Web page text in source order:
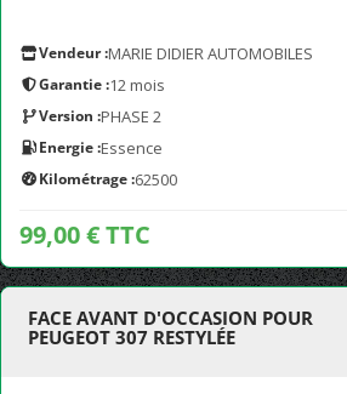
Vendeur :MARIE DIDIER AUTOMOBILES
Garantie :12 mois
Version :PHASE 2
Energie :Essence
Kilométrage :62500
99,00 € TTC
FACE AVANT D'OCCASION POUR
PEUGEOT 307 RESTYLÉE